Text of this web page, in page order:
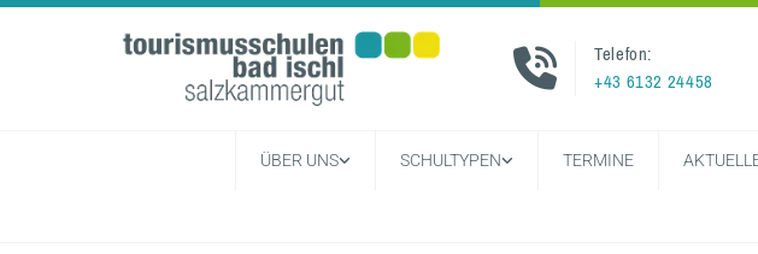

Telefon:
+43 6132 24458
ÜBER UNS SCHULTYPEN TERMINE